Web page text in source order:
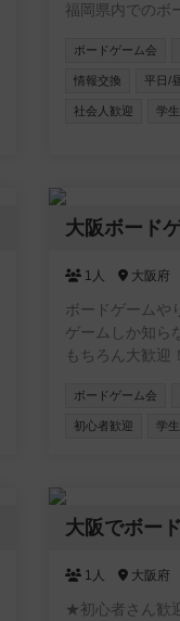
福岡県内でのボ
ボードゲーム会
情報交換 平日/
社会人歓迎 学
大阪ボード
1人 大阪府
ボードゲームやりましょう☺ ルー
ゲームしか知ら
もちろん大歓迎
こともありません☺ ボードゲームは現在40種類
期的に増やして
南吹田駅、阪急
イクルステーション
の様子です。 詳
会場外で待機し
します。（遅れる場
ボードゲーム会
初心者歓迎 学
大阪でボー
1人 大阪府
★初心者さん歓